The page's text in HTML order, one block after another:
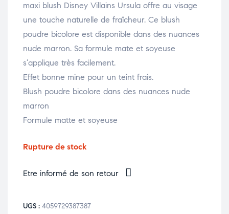
maxi blush Disney Villains Ursula offre au visage
une touche naturelle de fraîcheur. Ce blush
poudre bicolore est disponible dans des nuances
nude marron. Sa formule mate et soyeuse
s’applique très facilement.
Effet bonne mine pour un teint frais.
Blush poudre bicolore dans des nuances nude
marron
Formule matte et soyeuse
Rupture de stock
Etre informé de son retour
UGS : 4059729387387